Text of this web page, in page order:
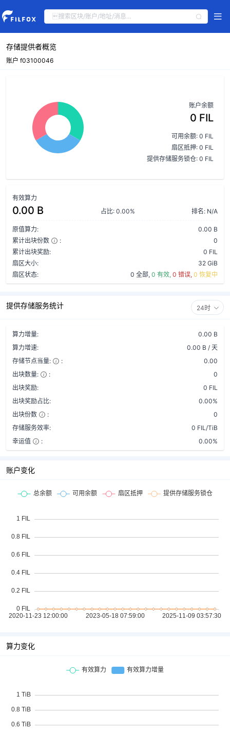
存储提供者概览
账户 f03100046
账户余额
0 FIL
可用余额: 0 FIL
扇区抵押: 0 FIL
提供存储服务锁仓: 0 FIL
有效算力
0.00 B 占比: 0.00% 排名: N/A
原值算力:
0.00 B
累计出块份数
:
0
累计出块奖励:
0 FIL
扇区大小:
32 GiB
扇区状态:
0 全部, 0 有效, 0 错误, 0 恢复中
提供存储服务统计 24时
算力增量:
0.00 B
算力增速:
0.00 B / 天
存储节点当量:
:
0.00
出块数量:
:
0
出块奖励:
0 FIL
出块奖励占比:
0.00%
出块份数
:
0
存储服务效率:
0 FIL/TiB
幸运值
: 0.00%
账户变化
算力变化